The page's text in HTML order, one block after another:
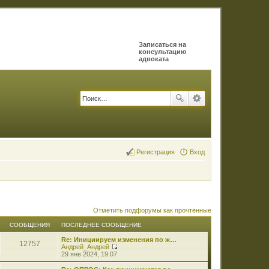
Записаться на
консультацию
адвоката
Вход
Регистрация
Отметить подфорумы как прочтённые
СООБЩЕНИЯ ПОСЛЕДНЕЕ СООБЩЕНИЕ
12757
Re: Инициируем изменения по ж…
Андрей_Андрей
е
р
29 янв 2024, 19:07